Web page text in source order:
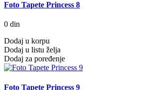
Foto Tapete Princess 8
0 din
Dodaj u korpu
Dodaj u listu želja
Dodaj za poređenje
Foto Tapete Princess 9